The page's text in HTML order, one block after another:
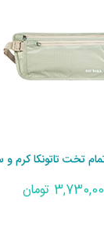
تخت تاتونکا کرم
تومان